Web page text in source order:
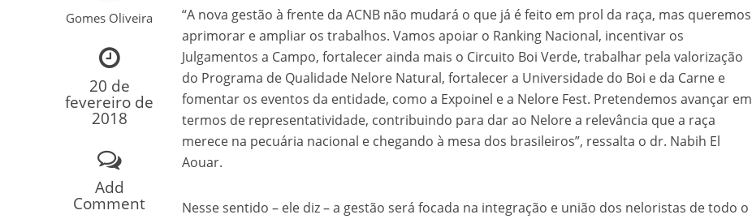
Os segredos não revelados do livro de apocalipse
Gomes Oliveira
20 de
fevereiro de
2018
Add
Comment
“A nova gestão à frente da ACNB não mudará o que já é feito em prol da raça, mas queremos
aprimorar e ampliar os trabalhos. Vamos apoiar o Ranking Nacional, incentivar os
Julgamentos a Campo, fortalecer ainda mais o Circuito Boi Verde, trabalhar pela valorização
do Programa de Qualidade Nelore Natural, fortalecer a Universidade do Boi e da Carne e
fomentar os eventos da entidade, como a Expoinel e a Nelore Fest. Pretendemos avançar em
termos de representatividade, contribuindo para dar ao Nelore a relevância que a raça
merece na pecuária nacional e chegando à mesa dos brasileiros”, ressalta o dr. Nabih El
Aouar.
Nesse sentido – ele diz – a gestão será focada na integração e união dos neloristas de todo o